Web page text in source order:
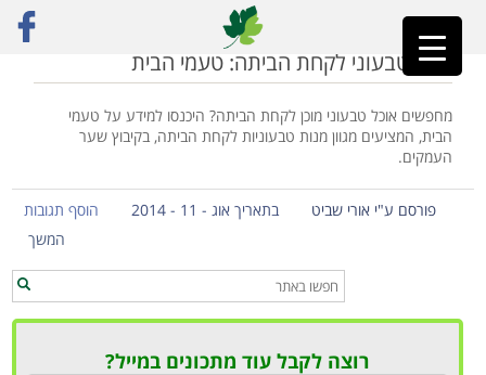
ראשי»טעמי הבית
אוכל טבעוני לקחת הביתה: טעמי הבית
מחפשים אוכל טבעוני מוכן לקחת הביתה? היכנסו למידע על טעמי
הבית, המציעים מגוון מנות טבעוניות לקחת הביתה, בקיבוץ שער
העמקים.
פורסם ע"י אורי שביט בתאריך אוג - 11 - 2014
הוסף תגובות
המשך
רוצה לקבל עוד מתכונים במייל?